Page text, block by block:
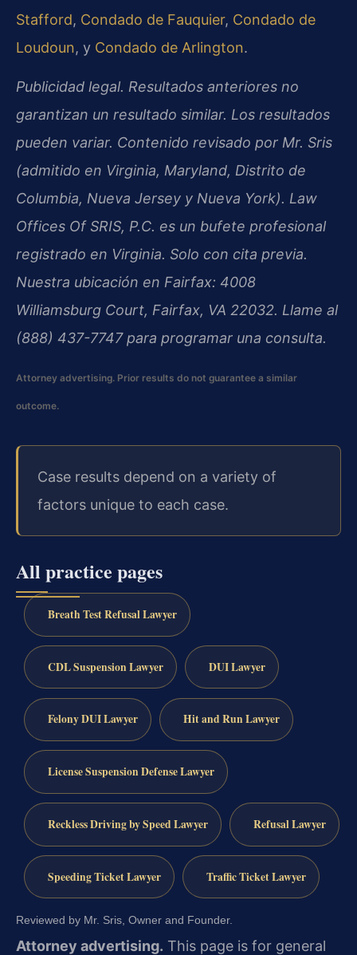
Stafford, Condado de Fauquier, Condado de
Loudoun, y Condado de Arlington.
Publicidad legal. Resultados anteriores no
garantizan un resultado similar. Los resultados
pueden variar. Contenido revisado por Mr. Sris
(admitido en Virginia, Maryland, Distrito de
Columbia, Nueva Jersey y Nueva York). Law
Offices Of SRIS, P.C. es un bufete profesional
registrado en Virginia. Solo con cita previa.
Nuestra ubicación en Fairfax: 4008
Williamsburg Court, Fairfax, VA 22032. Llame al
(888) 437-7747 para programar una consulta.
Attorney advertising. Prior results do not guarantee a similar
outcome.
Case results depend on a variety of
factors unique to each case.
All practice pages
Breath Test Refusal Lawyer
CDL Suspension Lawyer DUI Lawyer
Felony DUI Lawyer Hit and Run Lawyer
License Suspension Defense Lawyer
Reckless Driving by Speed Lawyer Refusal Lawyer
Speeding Ticket Lawyer Traffic Ticket Lawyer
Reviewed by Mr. Sris, Owner and Founder.
Attorney advertising. This page is for general